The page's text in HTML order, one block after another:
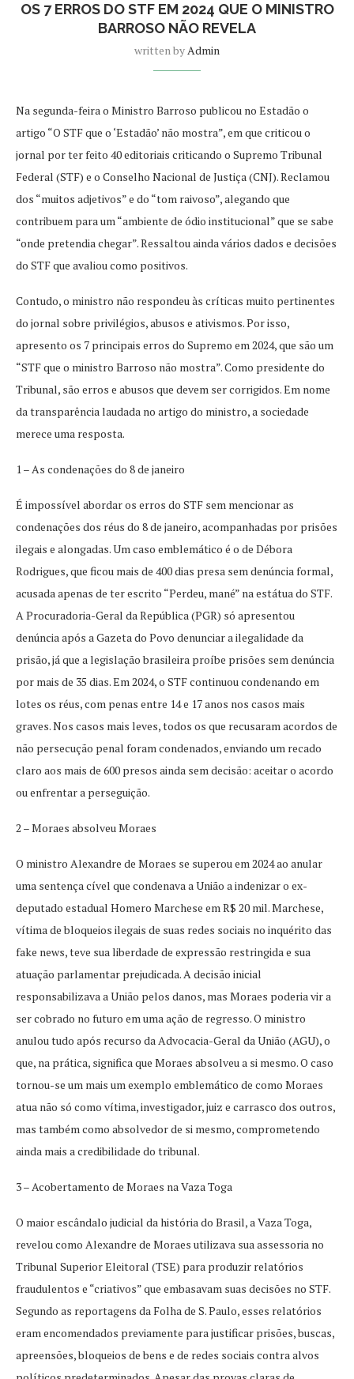
OS 7 ERROS DO STF EM 2024 QUE O MINISTRO
BARROSO NÃO REVELA
written byAdmin
Na segunda-feira o Ministro Barroso publicou no Estadão o
artigo “O STF que o ‘Estadão’ não mostra”, em que criticou o
jornal por ter feito 40 editoriais criticando o Supremo Tribunal
Federal (STF) e o Conselho Nacional de Justiça (CNJ). Reclamou
dos “muitos adjetivos” e do “tom raivoso”, alegando que
contribuem para um “ambiente de ódio institucional” que se sabe
“onde pretendia chegar”. Ressaltou ainda vários dados e decisões
do STF que avaliou como positivos.
Contudo, o ministro não respondeu às críticas muito pertinentes
do jornal sobre privilégios, abusos e ativismos. Por isso,
apresento os 7 principais erros do Supremo em 2024, que são um
“STF que o ministro Barroso não mostra”. Como presidente do
Tribunal, são erros e abusos que devem ser corrigidos. Em nome
da transparência laudada no artigo do ministro, a sociedade
merece uma resposta.
1 – As condenações do 8 de janeiro
É impossível abordar os erros do STF sem mencionar as
condenações dos réus do 8 de janeiro, acompanhadas por prisões
ilegais e alongadas. Um caso emblemático é o de Débora
Rodrigues, que ficou mais de 400 dias presa sem denúncia formal,
acusada apenas de ter escrito “Perdeu, mané” na estátua do STF.
A Procuradoria-Geral da República (PGR) só apresentou
denúncia após a Gazeta do Povo denunciar a ilegalidade da
prisão, já que a legislação brasileira proíbe prisões sem denúncia
por mais de 35 dias. Em 2024, o STF continuou condenando em
lotes os réus, com penas entre 14 e 17 anos nos casos mais
graves. Nos casos mais leves, todos os que recusaram acordos de
não persecução penal foram condenados, enviando um recado
claro aos mais de 600 presos ainda sem decisão: aceitar o acordo
ou enfrentar a perseguição.
2 – Moraes absolveu Moraes
O ministro Alexandre de Moraes se superou em 2024 ao anular
uma sentença cível que condenava a União a indenizar o ex-
deputado estadual Homero Marchese em R$ 20 mil. Marchese,
vítima de bloqueios ilegais de suas redes sociais no inquérito das
fake news, teve sua liberdade de expressão restringida e sua
atuação parlamentar prejudicada. A decisão inicial
responsabilizava a União pelos danos, mas Moraes poderia vir a
ser cobrado no futuro em uma ação de regresso. O ministro
anulou tudo após recurso da Advocacia-Geral da União (AGU), o
que, na prática, significa que Moraes absolveu a si mesmo. O caso
tornou-se um mais um exemplo emblemático de como Moraes
atua não só como vítima, investigador, juiz e carrasco dos outros,
mas também como absolvedor de si mesmo, comprometendo
ainda mais a credibilidade do tribunal.
3 – Acobertamento de Moraes na Vaza Toga
O maior escândalo judicial da história do Brasil, a Vaza Toga,
revelou como Alexandre de Moraes utilizava sua assessoria no
Tribunal Superior Eleitoral (TSE) para produzir relatórios
fraudulentos e “criativos” que embasavam suas decisões no STF.
Segundo as reportagens da Folha de S. Paulo, esses relatórios
eram encomendados previamente para justificar prisões, buscas,
apreensões, bloqueios de bens e de redes sociais contra alvos